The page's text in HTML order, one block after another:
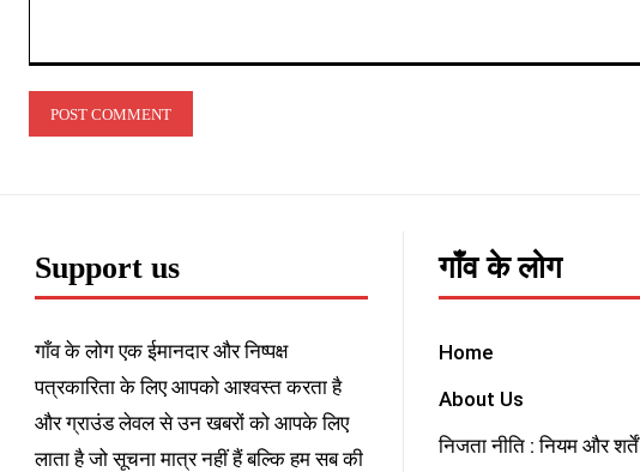
Support us
गाँव के लोग एक ईमानदार और निष्पक्ष
पत्रकारिता के लिए आपको आश्वस्त करता है
और ग्राउंड लेवल से उन खबरों को आपके लिए
लाता है जो सूचना मात्र नहीं हैं बल्कि हम सब की
गाँव के लोग
Home
About Us
निजता नीति : नियम और शर्तें